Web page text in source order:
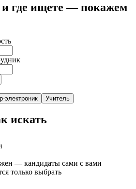
и где ищете — покажем
электроник Учитель
искать
— кандидаты сами с вами
только выбрать